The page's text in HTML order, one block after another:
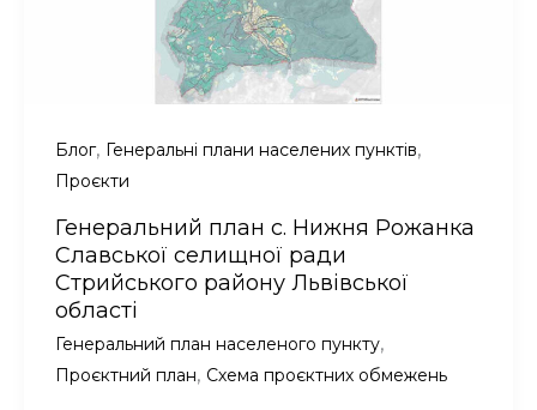
Блог, Генеральні плани населених пунктів,
Проєкти
Генеральний план с. Нижня Рожанка
Славської селищної ради
Стрийського району Львівської
області
Генеральний план населеного пункту,
Проєктний план, Схема проєктних обмежень